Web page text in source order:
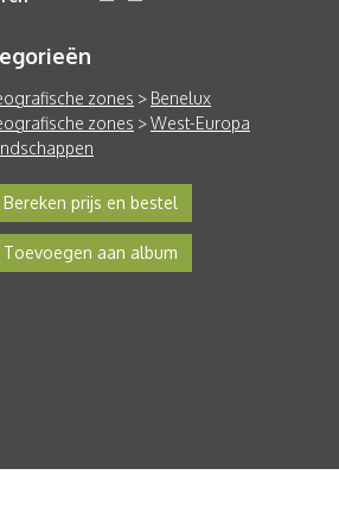
zones > Benelux
zones >West-Europa
Bereken prijs en bestel
Toevoegen aan album